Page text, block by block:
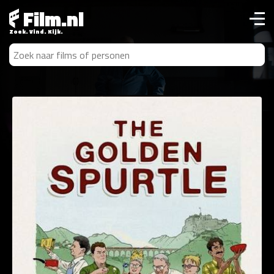
Film.nl
Zoek. Vind. Kijk.